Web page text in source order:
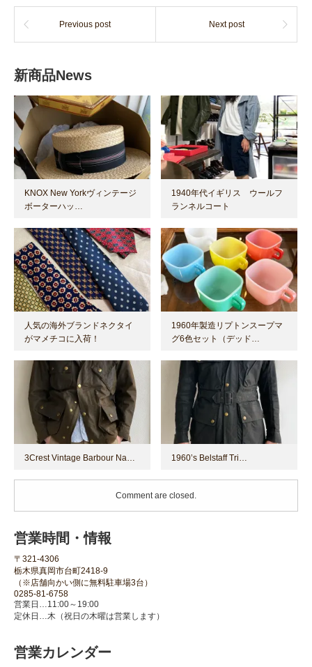
Previous post Next post
新商品News
KNOX New Yorkヴィンテージ
ボーターハッ…
1940年代イギリス ウールフ
ランネルコート
人気の海外ブランドネクタイ
がマメチコに入荷！
1960年製造リプトンスープマ
グ6色セット（デッド…
3Crest Vintage Barbour Na… 1960’s Belstaff Tri…
Comment are closed.
営業時間・情報
〒321-4306
栃木県真岡市台町2418-9
（※店舗向かい側に無料駐車場3台）
0285-81-6758
営業日…11:00～19:00
定休日…木（祝日の木曜は営業します）
営業カレンダー